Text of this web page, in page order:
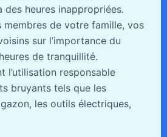
des heures inappropriées.
membres de votre famille, vos
sur l’importance du
de tranquillité.
l’utilisation responsable
bruyants tels que les
les outils électriques,